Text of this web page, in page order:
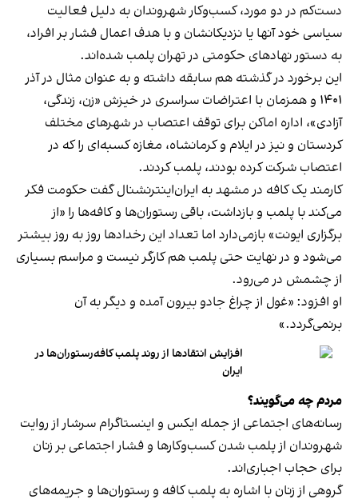
دست‌کم در دو مورد، کسب‌وکار شهروندان به دلیل فعالیت
سیاسی خود آنها یا نزدیکانشان و با هدف اعمال فشار بر افراد،
به دستور نهادهای حکومتی در تهران پلمب شده‌اند.
این برخورد در گذشته هم سابقه داشته و به عنوان مثال در آذر
۱۴۰۱ و همزمان با اعتراضات سراسری در خیزش «زن، زندگی،
آزادی»، اداره اماکن برای توقف اعتصاب در شهرهای مختلف
کردستان و نیز در ایلام و کرمانشاه، مغازه کسبه‌ای را که در
اعتصاب شرکت کرده بودند، پلمب کردند.
کارمند یک کافه در مشهد به ایران‌اینترنشنال گفت حکومت فکر
می‌کند با پلمب و بازداشت، باقی رستوران‌ها و کافه‌ها را «از
برگزاری ایونت» بازمی‌دارد اما تعداد این رخدادها روز به روز بیشتر
می‌شود و در نهایت حتی پلمب هم کارگر نیست و مراسم بسیاری
از چشمش در می‌رود.
او افزود: «غول از چراغ جادو بیرون آمده و دیگر به آن
برنمی‎‌گردد.»
افزایش انتقادها از روند پلمب کافه‌رستوران‌ها در
ایران
مردم چه می‌گویند؟
رسانه‎‌های اجتماعی از جمله ایکس و اینستاگرام سرشار از روایت
شهروندان از پلمب شدن کسب‌وکارها و فشار اجتماعی بر زنان
برای حجاب اجباری‌اند.
گروهی از زنان با اشاره به پلمب کافه و رستوران‌ها و جریمه‌های